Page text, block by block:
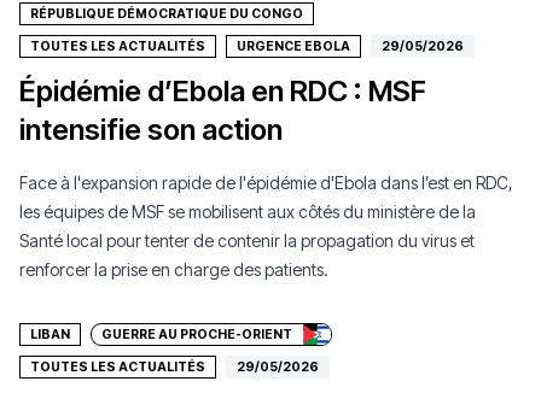
RÉPUBLIQUE DÉMOCRATIQUE DU CONGO
TOUTES LES ACTUALITÉS URGENCE EBOLA 29/05/2026
Épidémie d’Ebola en RDC : MSF
intensifie son action
Face à l'expansion rapide de l'épidémie d'Ebola dans l’est en RDC,
les équipes de MSF se mobilisent aux côtés du ministère de la
Santé local pour tenter de contenir la propagation du virus et
renforcer la prise en charge des patients.
Faire un don
LIBAN GUERRE AU PROCHE-ORIENT
TOUTES LES ACTUALITÉS 29/05/2026